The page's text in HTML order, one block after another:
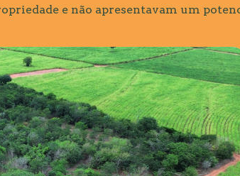
e não apresentavam um